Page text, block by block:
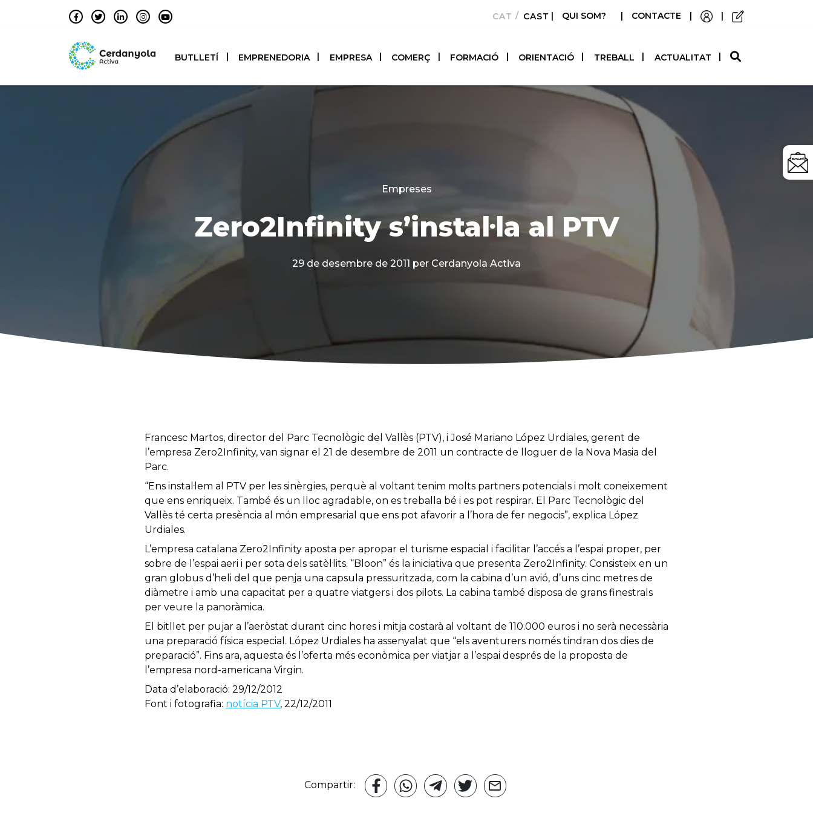
CATALÀCASTELLANO
| QUI SOM? | CONTACTE | |
BUTLLETÍ EMPRENEDORIA EMPRESA COMERÇ FORMACIÓ ORIENTACIÓ TREBALL ACTUALITAT
Categories
Empreses
Zero2Infinity s’instal·la al PTV
29 de desembre de 2011 per Cerdanyola Activa
Francesc Martos, director del Parc Tecnològic del Vallès (PTV), i José Mariano López Urdiales, gerent de
l’empresa Zero2Infinity, van signar el 21 de desembre de 2011 un contracte de lloguer de la Nova Masia del
Parc.
“Ens instal·lem al PTV per les sinèrgies, perquè al voltant tenim molts partners potencials i molt coneixement
que ens enriqueix. També és un lloc agradable, on es treballa bé i es pot respirar. El Parc Tecnològic del
Vallès té certa presència al món empresarial que ens pot afavorir a l’hora de fer negocis”, explica López
Urdiales.
L’empresa catalana Zero2Infinity aposta per apropar el turisme espacial i facilitar l’accés a l’espai proper, per
sobre de l’espai aeri i per sota dels satèl·lits. “Bloon” és la iniciativa que presenta Zero2Infinity. Consisteix en un
gran globus d’heli del que penja una capsula pressuritzada, com la cabina d’un avió, d’uns cinc metres de
diàmetre i amb una capacitat per a quatre viatgers i dos pilots. La cabina també disposa de grans finestrals
per veure la panoràmica.
El bitllet per pujar a l’aeròstat durant cinc hores i mitja costarà al voltant de 110.000 euros i no serà necessària
una preparació física especial. López Urdiales ha assenyalat que “els aventurers només tindran dos dies de
preparació”. Fins ara, aquesta és l’oferta més econòmica per viatjar a l’espai després de la proposta de
l’empresa nord-americana Virgin.
Data d’elaboració: 29/12/2012
Font i fotografia: notícia PTV, 22/12/2011
Compartir: